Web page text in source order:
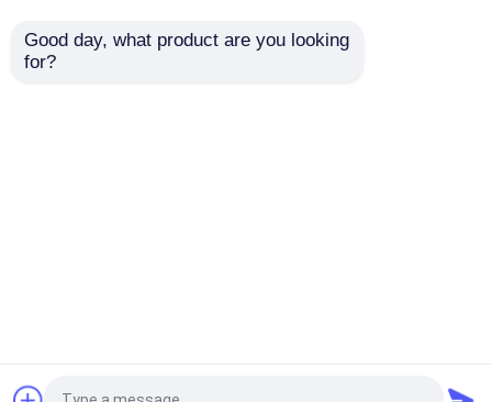
Good day, what product are you looking
for?